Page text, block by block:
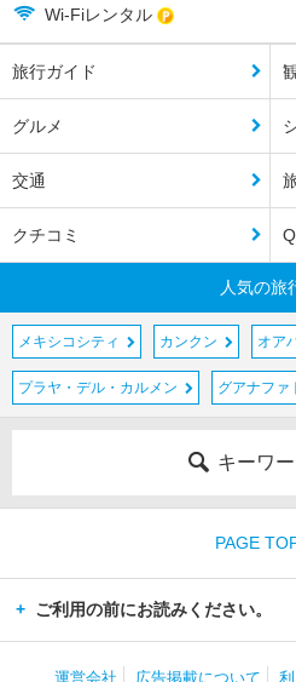
Wi-Fiレンタル
旅行ガイド
グルメ
交通
クチコミ
人気の旅
メキシコシティ カンクン オア
プラヤ・デル・カルメン グアナファ
キーワ
PAGE
ご利用の前にお読みください。
運営会社 広告掲載について